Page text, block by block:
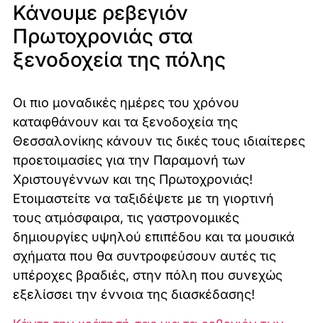
Κάνουμε ρεβεγιόν
Πρωτοχρονιάς στα
ξενοδοχεία της πόλης
Οι πιο μοναδικές ημέρες του χρόνου
καταφθάνουν και τα ξενοδοχεία της
Θεσσαλονίκης κάνουν τις δικές τους ιδιαίτερες
προετοιμασίες για την Παραμονή των
Χριστουγέννων και της Πρωτοχρονιάς!
Ετοιμαστείτε να ταξιδέψετε με τη γιορτινή
τους ατμόσφαιρα, τις γαστρονομικές
δημιουργίες υψηλού επιπέδου και τα μουσικά
σχήματα που θα συντροφεύσουν αυτές τις
υπέροχες βραδιές, στην πόλη που συνεχώς
εξελίσσει την έννοια της διασκέδασης!